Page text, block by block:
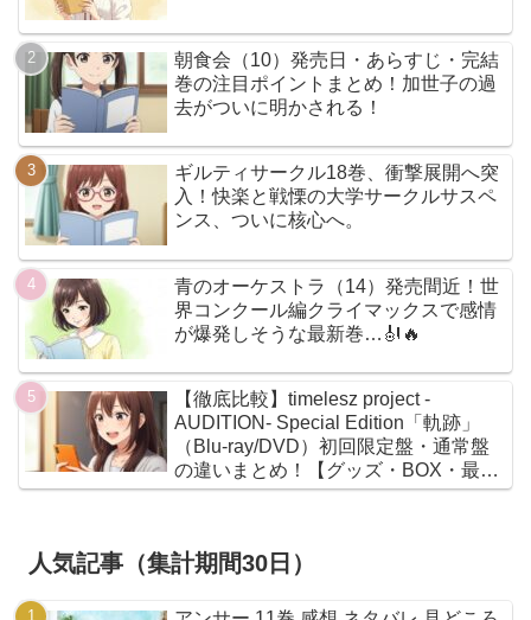
朝食会（10）発売日・あらすじ・完結
巻の注目ポイントまとめ！加世子の過
去がついに明かされる！
ギルティサークル18巻、衝撃展開へ突
入！快楽と戦慄の大学サークルサスペ
ンス、ついに核心へ。
青のオーケストラ（14）発売間近！世
界コンクール編クライマックスで感情
が爆発しそうな最新巻…🎻🔥
【徹底比較】timelesz project -
AUDITION- Special Edition「軌跡」
（Blu-ray/DVD）初回限定盤・通常盤
の違いまとめ！【グッズ・BOX・最安
値】
人気記事（集計期間30日）